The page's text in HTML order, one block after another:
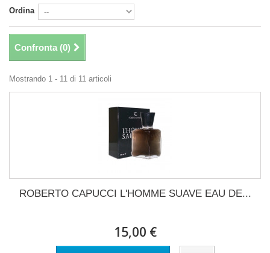
Ordina
Confronta (0)
Mostrando 1 - 11 di 11 articoli
ROBERTO CAPUCCI L'HOMME SUAVE EAU DE...
15,00 €